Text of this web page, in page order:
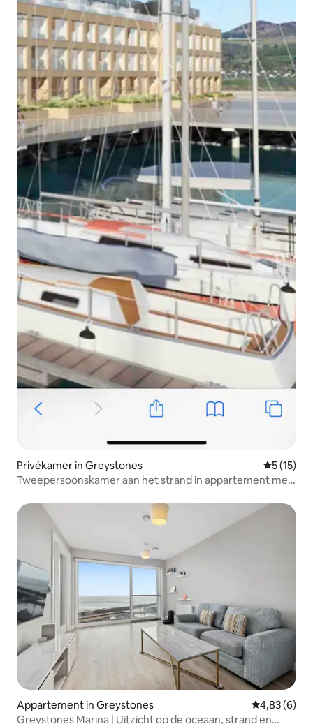
Privékamer in Greystones
5 (15)
Tweepersoonskamer aan het strand in appartement met
Appartement in Greystones Gemiddelde
4,83 (6)
Greystones Marina | Uitzicht op de oceaan, strand en